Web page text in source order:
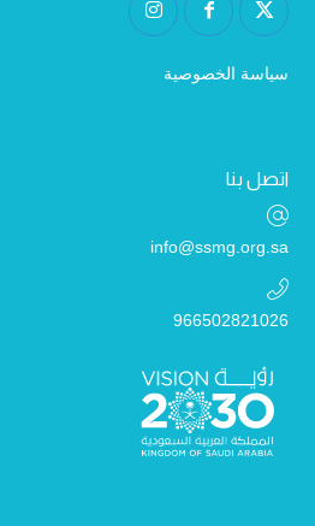
سياسة الخصوصية
اتصل بنا
info@ssmg.org.sa
966502821026